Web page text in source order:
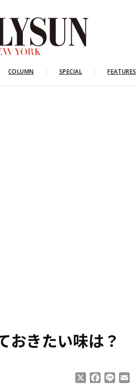
COLUMN SPECIAL FEATURES
きたい味は？
Facebook
Line